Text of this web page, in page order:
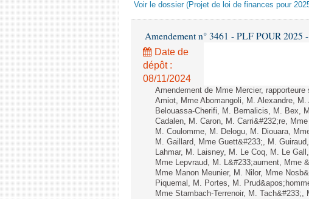
Voir le dossier (Projet de loi de finances pour
Amendement n° 3461 - PLF POUR 2025
Date de
dépôt :
08/11/2024
Amendement de Mme Mercier,
Amiot, Mme Abomangoli, M. Alexandre,
Belouassa-Cherifi, M. Bernalicis, M. Bex,
Cadalen, M. Caron, M. Carri&#232;re,
M. Coulomme, M. Delogu, M. Diouara,
M. Gaillard, Mme Guett&#233;, M.
Lahmar, M. Laisney, M. Le Coq, M. Le
Mme Lepvraud, M. L&#233;aument, Mme
Mme Manon Meunier, M. Nilor, Mme
Piquemal, M. Portes, M.
Mme Stambach-Terrenoir, M.